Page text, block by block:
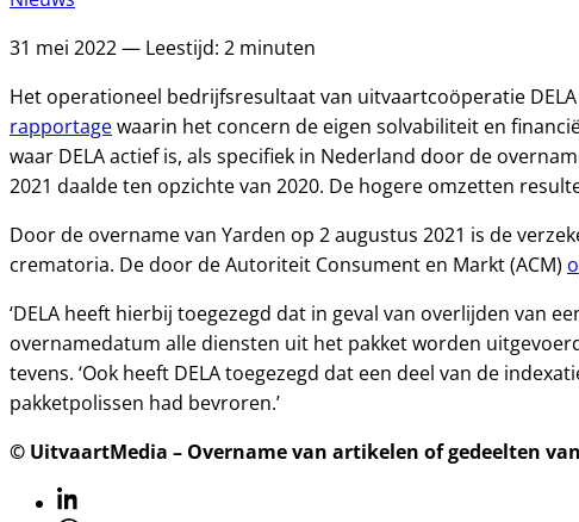
31 mei 2022 — Leestijd: 2 minuten
Het operationeel bedrijfsresultaat van uitvaartcoöperatie
rapportagewaarin het concern de eigen solvabiliteit en
waar DELA actief is, als specifiek in Nederland door de
2021 daalde ten opzichte van 2020. De hogere omzetten
Door de overname van Yarden op 2 augustus 2021 is de
crematoria. De door de Autoriteit Consument en Markt (ACM)
‘DELA heeft hierbij toegezegd dat in geval van overlijden van
overnamedatum alle diensten uit het pakket worden
tevens. ‘Ook heeft DELA toegezegd dat een deel van de
pakketpolissen had bevroren.’
© UitvaartMedia – Overname van artikelen of gedeelten
Linkedin